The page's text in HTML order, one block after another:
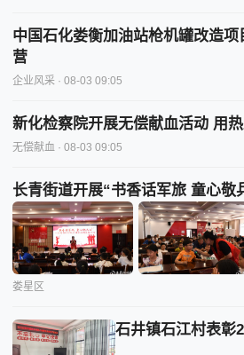
中国石化娄衡加油站枪机罐改造
营
企业风采 · 08-03 09:05
新化检察院开展无偿献血活动 用
无偿献血 · 08-03 09:05
长青街道开展“书香话军旅 童心敬
娄星区
石井镇石江村表彰